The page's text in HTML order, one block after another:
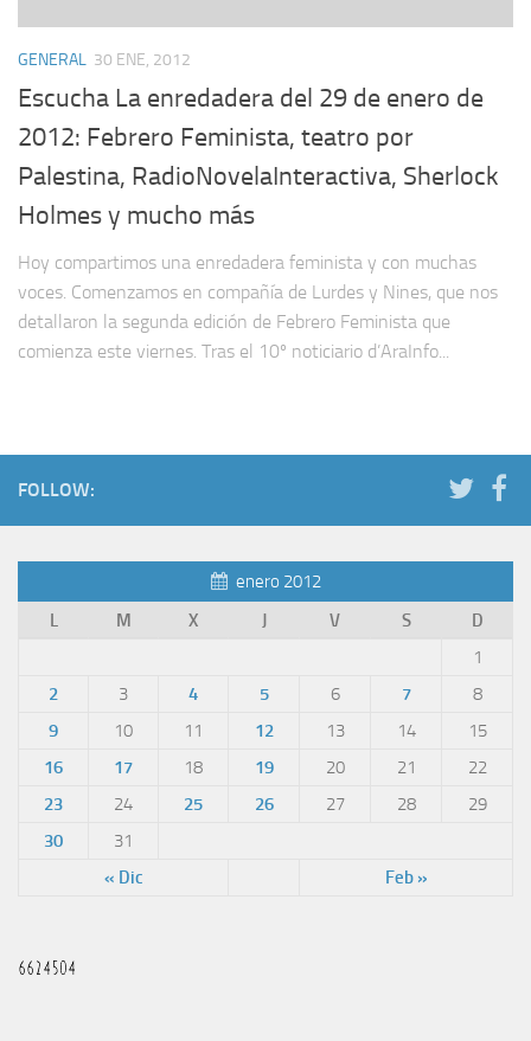
GENERAL 30 ENE, 2012
Escucha La enredadera del 29 de enero de
2012: Febrero Feminista, teatro por
Palestina, RadioNovelaInteractiva, Sherlock
Holmes y mucho más
Hoy compartimos una enredadera feminista y con muchas
voces. Comenzamos en compañía de Lurdes y Nines, que nos
detallaron la segunda edición de Febrero Feminista que
comienza este viernes. Tras el 10º noticiario d’AraInfo...
FOLLOW:
enero 2012
L
M X J V S D
« Dic Feb »
1
2
3 4 5 6 7
8
9
10 11 12 13 14
15
16
17 18 19 20 21
22
23
24 25 26 27 28
29
30
31